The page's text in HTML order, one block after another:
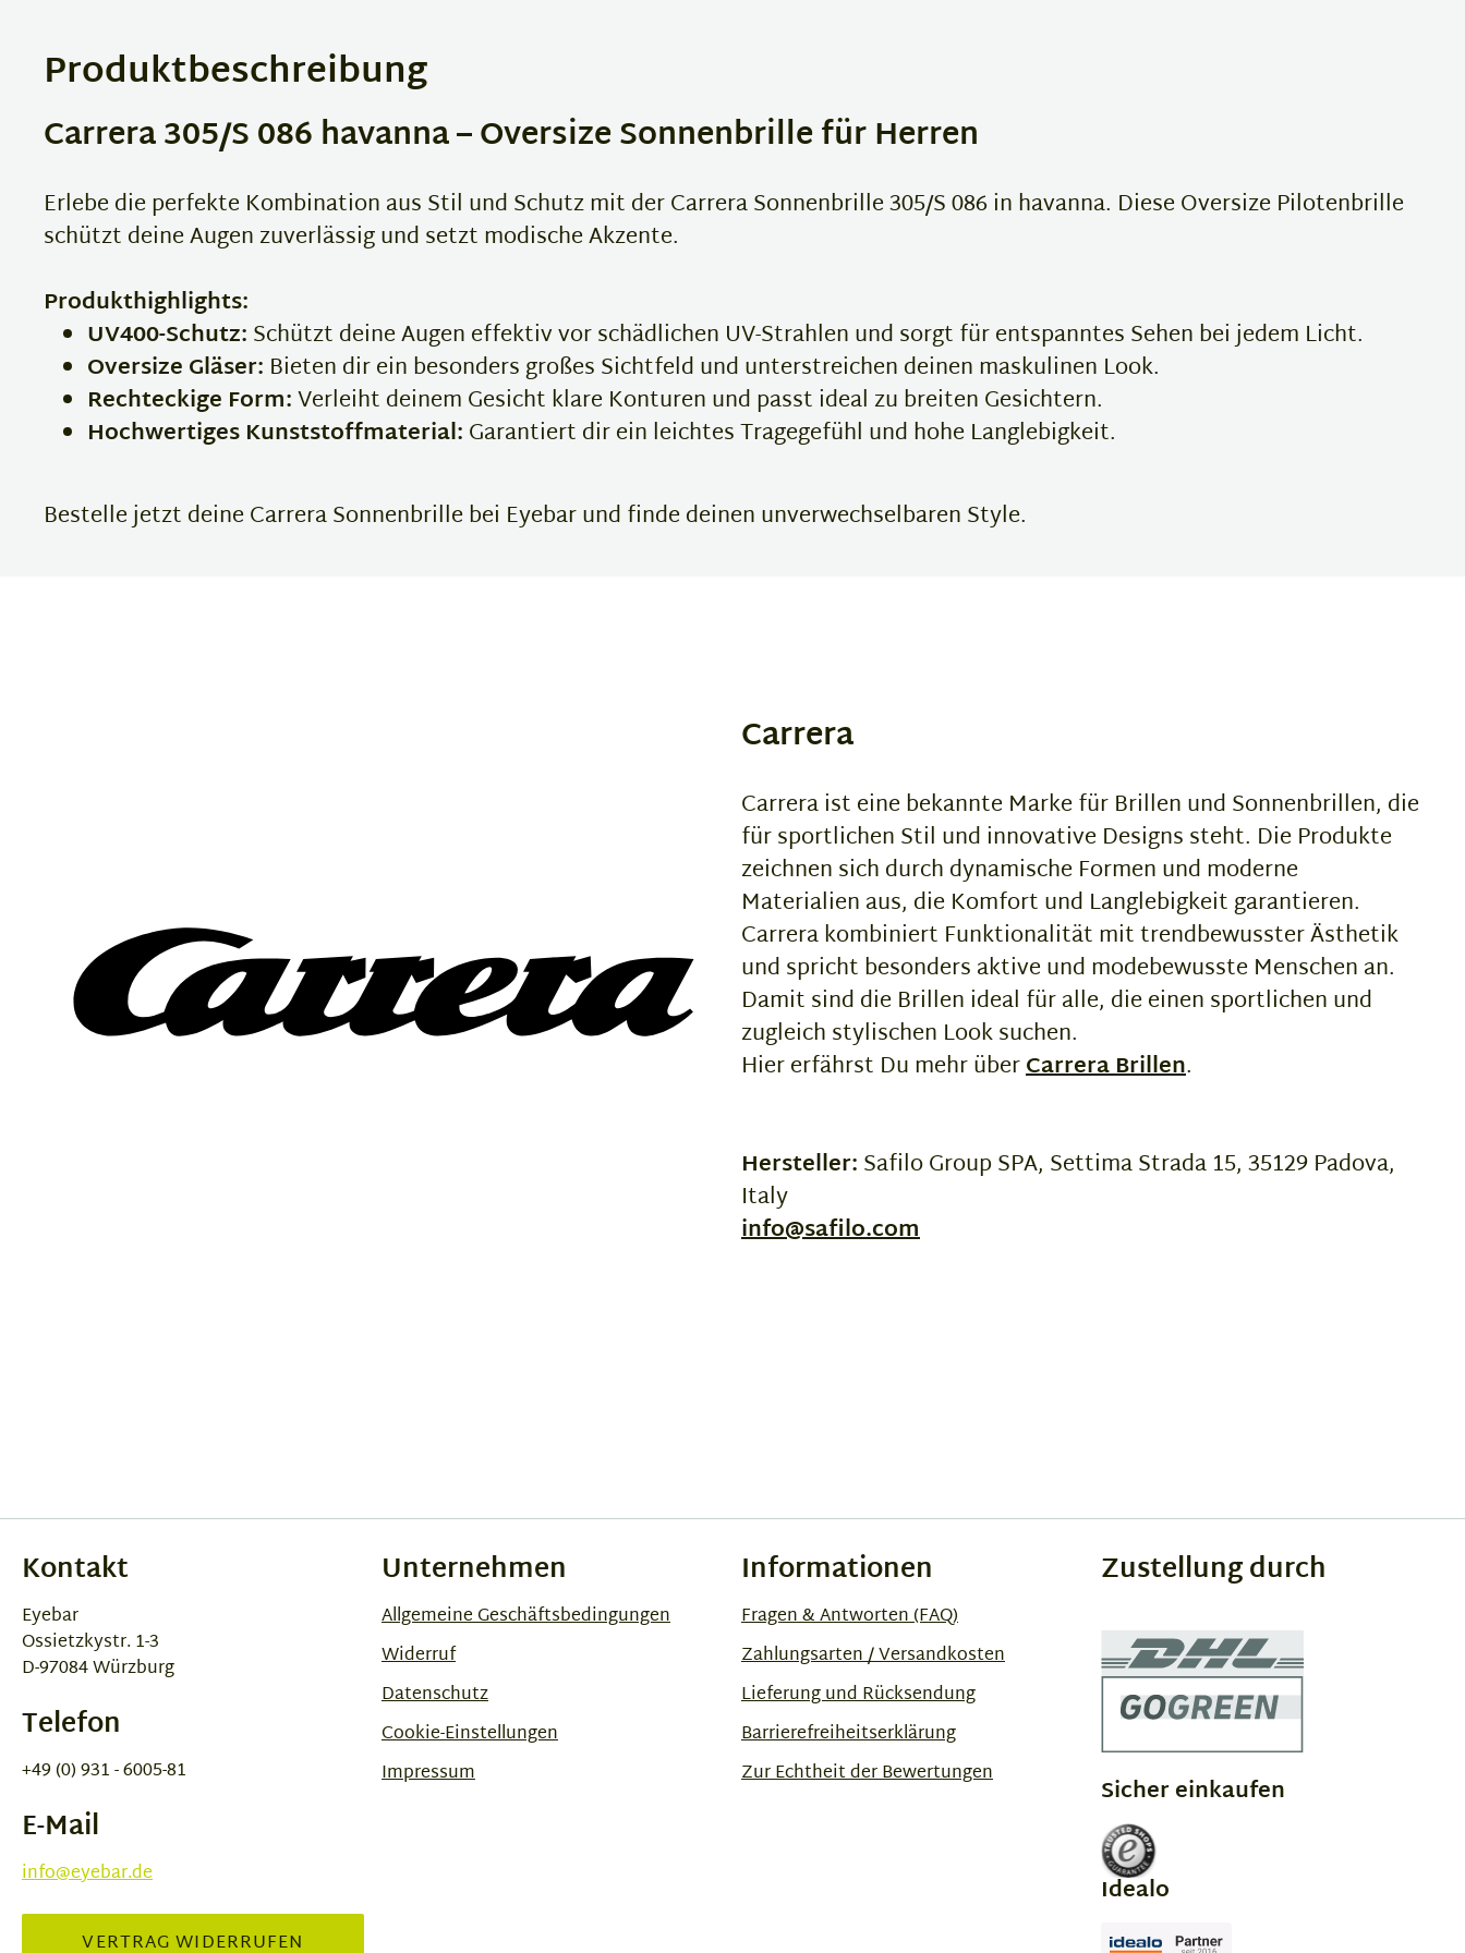
Produktbeschreibung
Carrera 305/S 086 havanna – Oversize Sonnenbrille für Herren
Erlebe die perfekte Kombination aus Stil und Schutz mit der Carrera Sonnenbrille 305/S 086 in havanna. Diese Oversize Pilotenbrille
schützt deine Augen zuverlässig und setzt modische Akzente.
Produkthighlights:
UV400-Schutz:Schützt deine Augen effektiv vor schädlichen UV-Strahlen und sorgt für entspanntes Sehen bei jedem Licht.
Oversize Gläser: Bieten dir ein besonders großes Sichtfeld und unterstreichen deinen maskulinen Look.
Rechteckige Form:Verleiht deinem Gesicht klare Konturen und passt ideal zu breiten Gesichtern.
Hochwertiges Kunststoffmaterial:Garantiert dir ein leichtes Tragegefühl und hohe Langlebigkeit.
Bestelle jetzt deine Carrera Sonnenbrille bei Eyebar und finde deinen unverwechselbaren Style.
Carrera
Carrera ist eine bekannte Marke für Brillen und Sonnenbrillen, die
für sportlichen Stil und innovative Designs steht. Die Produkte
zeichnen sich durch dynamische Formen und moderne
Materialien aus, die Komfort und Langlebigkeit garantieren.
Carrera kombiniert Funktionalität mit trendbewusster Ästhetik
und spricht besonders aktive und modebewusste Menschen an.
Damit sind die Brillen ideal für alle, die einen sportlichen und
zugleich stylischen Look suchen.
Hier erfährst Du mehr überCarrera Brillen.
Hersteller:Safilo Group SPA, Settima Strada 15, 35129 Padova,
Italy
info@safilo.com
Kontakt
Eyebar
Ossietzkystr. 1-3
D-97084 Würzburg
Telefon
+49 (0) 931 - 6005-81
E-Mail
info@eyebar.de
VERTRAG WIDERRUFEN
Unternehmen
Allgemeine Geschäftsbedingungen
Widerruf
Datenschutz
Cookie-Einstellungen
Impressum
Informationen
Fragen & Antworten (FAQ)
Zahlungsarten / Versandkosten
Lieferung und Rücksendung
Barrierefreiheitserklärung
Zur Echtheit der Bewertungen
Zustellung durch
Sicher einkaufen
Idealo